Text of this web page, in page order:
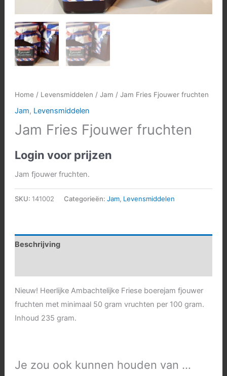
Home / Levensmiddelen / Jam / Jam Fries Fjouwer fruchten
Jam, Levensmiddelen
Jam Fries Fjouwer fruchten
Login voor prijzen
Jam fjouwer fruchten.
SKU: 141002 Categorieën: Jam, Levensmiddelen
Beschrijving
Nieuw! Heerlijke Ambachtelijke Friese boerejam fjouwer
fruchten met minimaal 50 gram vruchten per 100 gram.
Inhoud 235 gram.
Je zou ook kunnen houden van …